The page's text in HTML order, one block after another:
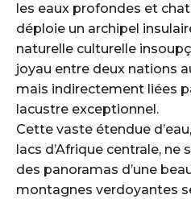
les eaux profondes et
déploie un archipel
naturelle culturelle
joyau entre deux nations
mais indirectement liées
lacustre exceptionnel.
Cette vaste étendue
lacs d’Afrique centrale,
des panoramas d’une
montagnes verdoyantes